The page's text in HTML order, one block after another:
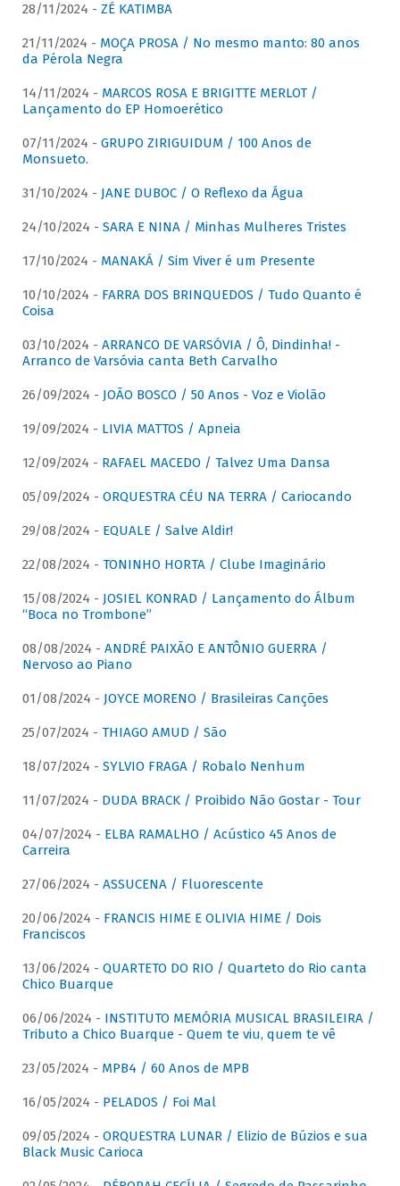
28/11/2024 - ZÉ KATIMBA
21/11/2024 - MOÇA PROSA / No mesmo manto: 80 anos
da Pérola Negra
14/11/2024 - MARCOS ROSA E BRIGITTE MERLOT /
Lançamento do EP Homoerético
07/11/2024 - GRUPO ZIRIGUIDUM / 100 Anos de
Monsueto.
31/10/2024 - JANE DUBOC / O Reflexo da Água
24/10/2024 - SARA E NINA / Minhas Mulheres Tristes
17/10/2024 - MANAKÁ / Sim Viver é um Presente
10/10/2024 - FARRA DOS BRINQUEDOS / Tudo Quanto é
Coisa
03/10/2024 - ARRANCO DE VARSÓVIA / Ô, Dindinha! -
Arranco de Varsóvia canta Beth Carvalho
26/09/2024 - JOÃO BOSCO / 50 Anos - Voz e Violão
19/09/2024 - LIVIA MATTOS / Apneia
12/09/2024 - RAFAEL MACEDO / Talvez Uma Dansa
05/09/2024 - ORQUESTRA CÉU NA TERRA / Cariocando
29/08/2024 - EQUALE / Salve Aldir!
22/08/2024 - TONINHO HORTA / Clube Imaginário
15/08/2024 - JOSIEL KONRAD / Lançamento do Álbum
“Boca no Trombone”
08/08/2024 - ANDRÉ PAIXÃO E ANTÔNIO GUERRA /
Nervoso ao Piano
01/08/2024 - JOYCE MORENO / Brasileiras Canções
25/07/2024 - THIAGO AMUD / São
18/07/2024 - SYLVIO FRAGA / Robalo Nenhum
11/07/2024 - DUDA BRACK / Proibido Não Gostar - Tour
04/07/2024 - ELBA RAMALHO / Acústico 45 Anos de
Carreira
27/06/2024 - ASSUCENA / Fluorescente
20/06/2024 - FRANCIS HIME E OLIVIA HIME / Dois
Franciscos
13/06/2024 - QUARTETO DO RIO / Quarteto do Rio canta
Chico Buarque
06/06/2024 - INSTITUTO MEMÓRIA MUSICAL BRASILEIRA /
Tributo a Chico Buarque - Quem te viu, quem te vê
23/05/2024 - MPB4 / 60 Anos de MPB
16/05/2024 - PELADOS / Foi Mal
09/05/2024 - ORQUESTRA LUNAR / Elizio de Búzios e sua
Black Music Carioca